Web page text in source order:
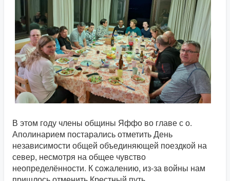
В этом году члены общины Яффо во главе с о.
Аполинарием постарались отметить День
независимости общей объединяющей поездкой на
север, несмотря на общее чувство
неопределённости. К сожалению, из-за войны нам